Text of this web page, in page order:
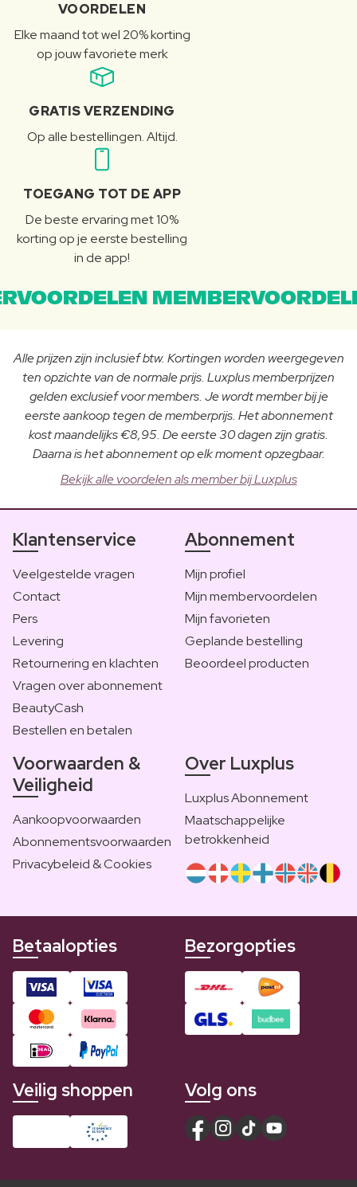
VOORDELEN
Elke maand tot wel 20% korting
op jouw favoriete merk
GRATIS VERZENDING
Op alle bestellingen. Altijd.
TOEGANG TOT DE APP
De beste ervaring met 10%
korting op je eerste bestelling
in de app!
Alle prijzen zijn inclusief btw. Kortingen worden weergegeven
ten opzichte van de normale prijs. Luxplus memberprijzen
gelden exclusief voor members. Je wordt member bij je
eerste aankoop tegen de memberprijs. Het abonnement
kost maandelijks €8,95. De eerste 30 dagen zijn gratis.
Daarna is het abonnement op elk moment opzegbaar.
Bekijk alle voordelen als member bij Luxplus
Klantenservice
Veelgestelde vragen
Contact
Pers
Levering
Retournering en klachten
Vragen over abonnement
BeautyCash
Bestellen en betalen
Abonnement
Mijn profiel
Mijn membervoordelen
Mijn favorieten
Geplande bestelling
Beoordeel producten
Voorwaarden &
Veiligheid
Aankoopvoorwaarden
Abonnementsvoorwaarden
Privacybeleid & Cookies
Over Luxplus
Luxplus Abonnement
Maatschappelijke
betrokkenheid
Betaalopties Bezorgopties
Veilig shoppen Volg ons